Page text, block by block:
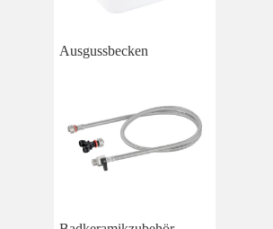
Ausgussbecken